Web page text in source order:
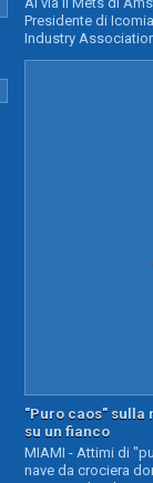
Presidente di
Industry
"Puro caos" sulla
su un fianco
MIAMI - Attimi di
nave da crociera